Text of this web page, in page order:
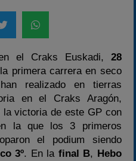
2022
2023
2024
2025
Estadísticas
Preguntas Frecuentes
el Craks Euskadi, 28
primera carrera en seco
realizado en tierras
en el Craks Aragón,
victoria de este GP con
la que los 3 primeros
el podium siendo
3º. En la final B, Hebo